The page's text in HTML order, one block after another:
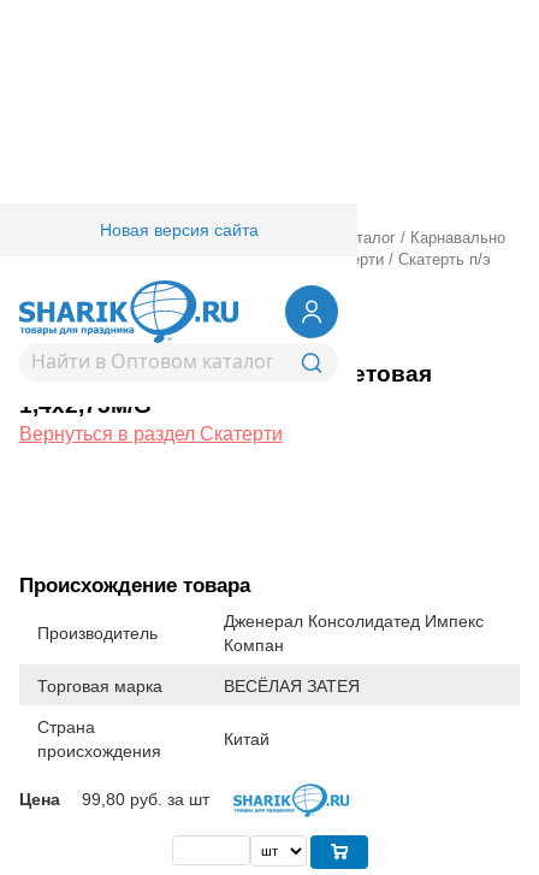
Новая версия сайта
Товары для праздника/ Оптовый каталог / Карнавально
Скатерти / Скатерть п/э
фиолетовая 1,4х2,75м/G
1502-6187Скатерть п/э фиолетовая
1,4х2,75м/G
Вернуться в раздел Скатерти
Происхождение товара
Производитель
Дженерал Консолидатед Импекс
Компан
Торговая марка ВЕСЁЛАЯ ЗАТЕЯ
Страна
происхождения
Китай
Цена 99,80 руб. за шт